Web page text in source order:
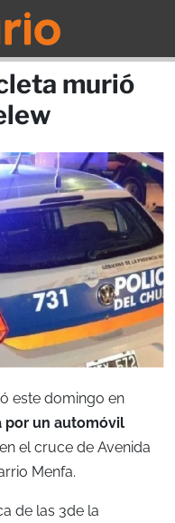
murió
este domingo en
por un automóvil
en el cruce de Avenida
Menfa.
de las 3de la